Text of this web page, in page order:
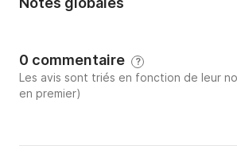
0 commentaire ?
Les avis sont triés en fonction de leur
en premier)